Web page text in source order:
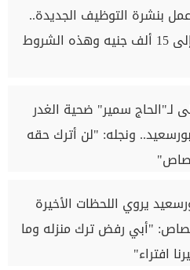
عمل بنشرة التوظيف الجديدة..
رواتب تصل إلى 15 ألف جنيه وهذه الشروط
لـ"الحاج سمير" ضحية الغدر
ونجله: "لن أترك حقه
يروي اللحظات الأخيرة
"أبي رفض ترك منزله وما
افتراء"